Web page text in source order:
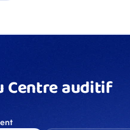
Centre auditif